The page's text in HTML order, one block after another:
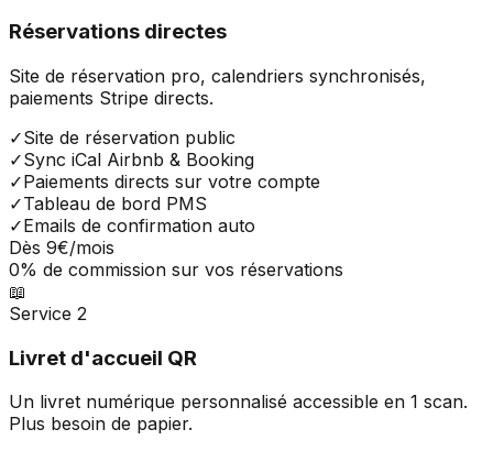
Réservations directes
Site de réservation pro, calendriers synchronisés,
paiements Stripe directs.
✓Site de réservation public
✓Sync iCal Airbnb & Booking
✓Paiements directs sur votre compte
✓Tableau de bord PMS
✓Emails de confirmation auto
Dès 9€/mois
0% de commission sur vos réservations
📖
Service 2
Livret d'accueil QR
Un livret numérique personnalisé accessible en 1 scan.
Plus besoin de papier.